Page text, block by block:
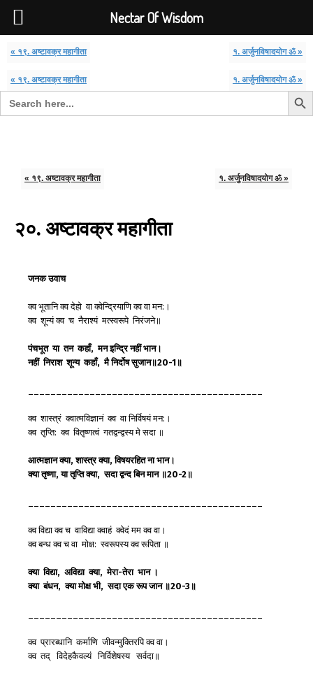
« १९. अष्टावक्र महागीता १. अर्जुनविषादयोग ॐ »
« १९. अष्टावक्र महागीता १. अर्जुनविषादयोग ॐ »
Search for: Search
« १९. अष्टावक्र महागीता १. अर्जुनविषादयोग ॐ »
२०. अष्टावक्र महागीता
जनकउवाच
क्व भूतानि क्व देहो वा क्वेन्द्रियाणि क्व वा मन:।
क्व शून्यं क्व च नैराश्यं मत्स्वरूपे निरंजने॥
पंचभूतयातनकहाँ,मनइन्द्रिनहींभान।
नहींनिराशशून्यकहाँ,मैनिर्दोषसुजान॥20-1 ॥
क्व शास्त्रं क्वात्मविज्ञानं क्व वा निर्विषयं मन:।
क्व तृप्ति: क्व वितृष्णत्वं गतद्वन्द्वस्य मे सदा ॥
आत्मज्ञानक्या,शास्त्रक्या,विषयरहितनाभान।
क्यातृष्णा,यातृप्तिक्या,सदाद्वन्दबिनमान ॥20-2 ॥
क्व विद्या क्व च वाविद्या क्वाहं क्वेदं मम क्व वा।
क्व बन्ध क्व च वा मोक्ष: स्वरूपस्य क्व रूपिता ॥
क्याविद्या, अविद्याक्या,मेरा-तेरा भान ।
क्याबंधन,क्यामोक्षभी,सदाएकरूपजान ॥20-3 ॥
क्व प्रारब्धानि कर्माणि जीवन्मुक्तिरपि क्व वा।
क्व तद् विदेहकैवल्यं निर्विशेषस्य सर्वदा॥
Nectar Of Wisdom